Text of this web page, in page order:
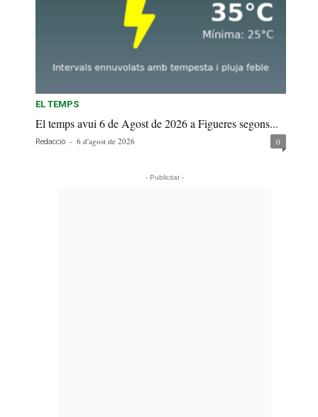
EL TEMPS
El temps avui 6 de Agost de 2026 a Figueres segons...
Redacció - 6 d'agost de 2026 0
- Publicitat -